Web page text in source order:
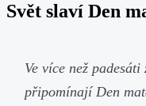
Svět slaví Den
Ve více než
připomínají Den